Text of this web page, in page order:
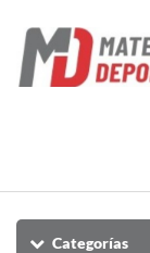
Categorías